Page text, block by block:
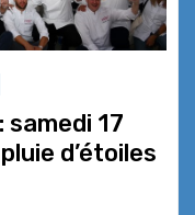
samedi 17
d’étoiles